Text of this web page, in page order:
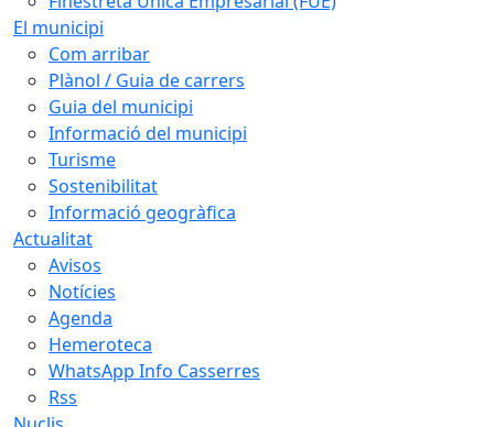
El municipi
Com arribar
Plànol / Guia de carrers
Guia del municipi
Informació del municipi
Turisme
Sostenibilitat
Informació geogràfica
Actualitat
Avisos
Notícies
Agenda
Hemeroteca
WhatsApp Info Casserres
Rss